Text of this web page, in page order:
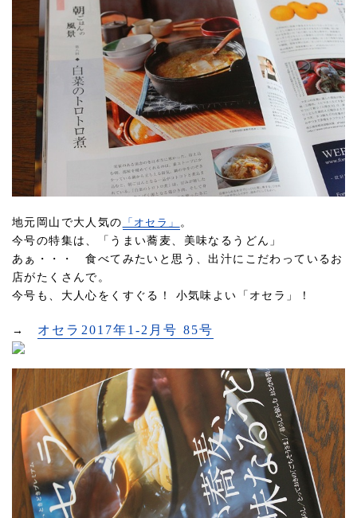
地元岡山で大人気の 「オセラ」
。
今号の特集は、「うまい蕎麦、美味なるうどん」
あぁ・・・ 食べてみたいと思う、出汁にこだわっているお
店がたくさんで。
今号も、大人心をくすぐる！ 小気味よい「オセラ」！
→ オセラ2017年1-2月号 85号